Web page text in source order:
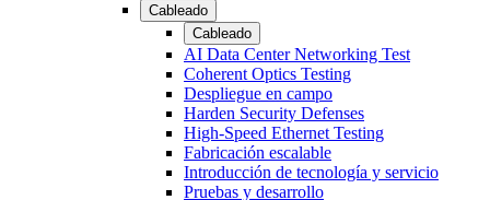
Cableado
Cableado
AI Data Center Networking Test
Coherent Optics Testing
Despliegue en campo
Harden Security Defenses
High-Speed Ethernet Testing
Fabricación escalable
Introducción de tecnología y servicio
Pruebas y desarrollo